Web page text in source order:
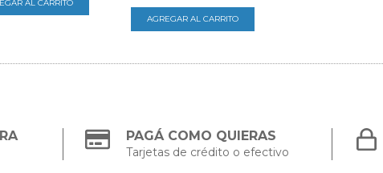
PAGÁ COMO QUIERAS
Tarjetas de crédito o efectivo